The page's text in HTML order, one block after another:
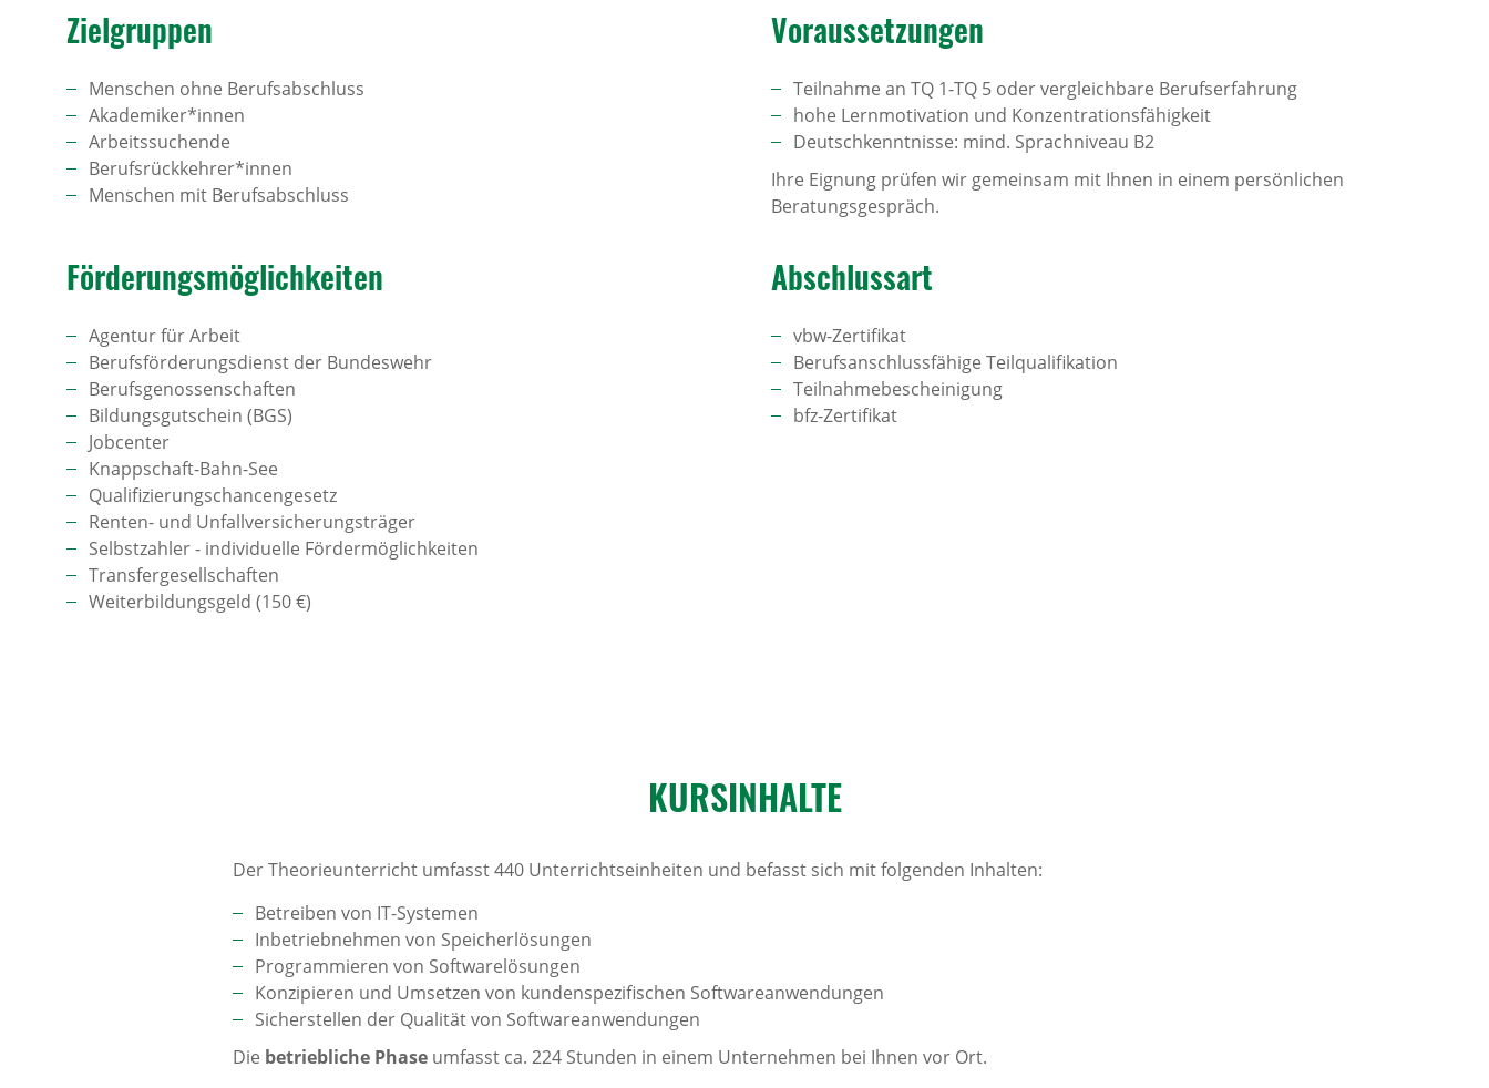
Ziel­gruppen
Menschen ohne Berufsabschluss
Akademiker*innen
Arbeitssuchende
Berufsrückkehrer*innen
Menschen mit Berufsabschluss
Voraus­set­zungen
Teilnahme an TQ 1-TQ 5 oder vergleichbare Berufserfahrung
hohe Lernmotivation und Konzentrationsfähigkeit
Deutschkenntnisse: mind. Sprachniveau B2
Ihre Eignung prüfen wir gemeinsam mit Ihnen in einem persönlichen
Beratungsgespräch.
Förde­rungs­mög­lich­keiten
Agentur für Arbeit
Berufsförderungsdienst der Bundeswehr
Berufsgenossenschaften
Bildungsgutschein (BGS)
Jobcenter
Knappschaft-Bahn-See
Qualifizierungschancengesetz
Renten- und Unfallversicherungsträger
Selbstzahler - individuelle Fördermöglichkeiten
Transfergesellschaften
Weiterbildungsgeld (150 €)
Abschlussart
vbw-Zertifikat
Berufsanschlussfähige Teilqualifikation
Teilnahmebescheinigung
bfz-Zertifikat
KURS­IN­HALTE
Der Theorieunterricht umfasst 440 Unterrichtseinheiten und befasst sich mit folgenden Inhalten:
Betreiben von IT-Systemen
Inbetriebnehmen von Speicherlösungen
Programmieren von Softwarelösungen
Konzipieren und Umsetzen von kundenspezifischen Softwareanwendungen
Sicherstellen der Qualität von Softwareanwendungen
Die betriebliche Phase umfasst ca. 224 Stunden in einem Unternehmen bei Ihnen vor Ort.